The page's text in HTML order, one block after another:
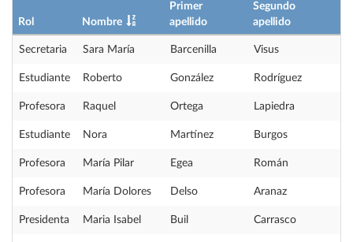
Rol Nombre
Primer
apellido
Segundo
apellido
Secretaria Sara María Barcenilla Visus
Estudiante Roberto González Rodríguez
Profesora Raquel Ortega Lapiedra
Estudiante Nora Martínez Burgos
Profesora María Pilar Egea Román
Profesora María Dolores Delso Aranaz
Presidenta Maria Isabel Buil Carrasco